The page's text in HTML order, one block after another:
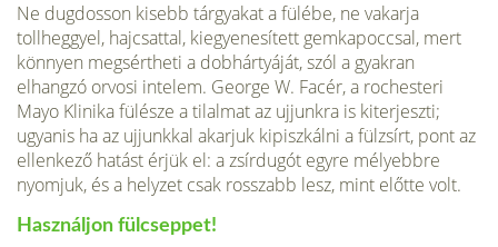
Ne dugdosson kisebb tárgyakat a fülébe, ne vakarja
tollheggyel, hajcsattal, kiegyenesített gemkapoccsal, mert
könnyen megsértheti a dobhártyáját, szól a gyakran
elhangzó orvosi intelem. George W. Facér, a rochesteri
Mayo Klinika fülésze a tilalmat az ujjunkra is ki­terjeszti;
ugyanis ha az ujjunkkal akarjuk kipiszkálni a fülzsírt, pont az
ellen­kező hatást érjük el: a zsírdugót egyre mélyebbre
nyomjuk, és a helyzet csak rosszabb lesz, mint előtte volt.
Használjon fülcseppet!